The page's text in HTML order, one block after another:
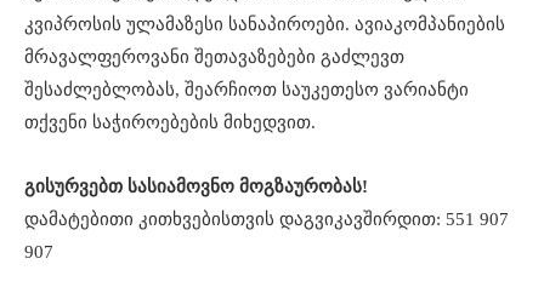
კვიპროსის ულამაზესი სანაპიროები. ავიაკომპანიების
მრავალფეროვანი შეთავაზებები გაძლევთ
შესაძლებლობას, შეარჩიოთ საუკეთესო ვარიანტი
თქვენი საჭიროებების მიხედვით.
გისურვებთ სასიამოვნო მოგზაურობას!
დამატებითი კითხვებისთვის დაგვიკავშირდით: 551 907
907